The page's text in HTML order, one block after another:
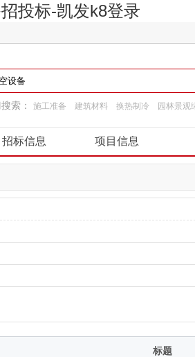
投标-凯发k8登录
索： 施工准备 建筑材料 换热制冷
园林景观
招标信息 项目信息
标题